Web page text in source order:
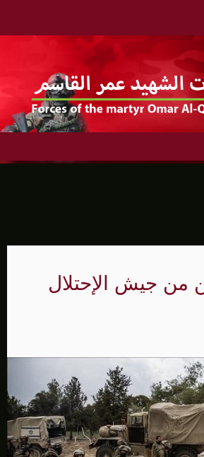
من جيش الإحتلال